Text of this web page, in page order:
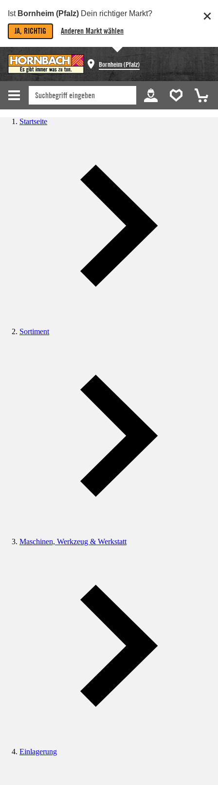
Ist Bornheim (Pfalz) Dein richtiger Markt?
JA, RICHTIG Anderen Markt wählen
Bornheim (Pfalz)
Startseite
Sortiment
Maschinen, Werkzeug & Werkstatt
Einlagerung